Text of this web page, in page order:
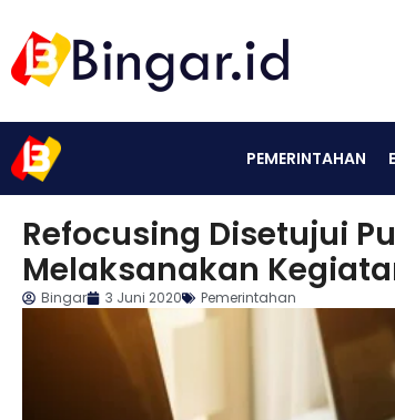
PEMERINTAHAN
Refocusing Disetujui
Melaksanakan
Bingar 3 Juni 2020 Pemerintahan